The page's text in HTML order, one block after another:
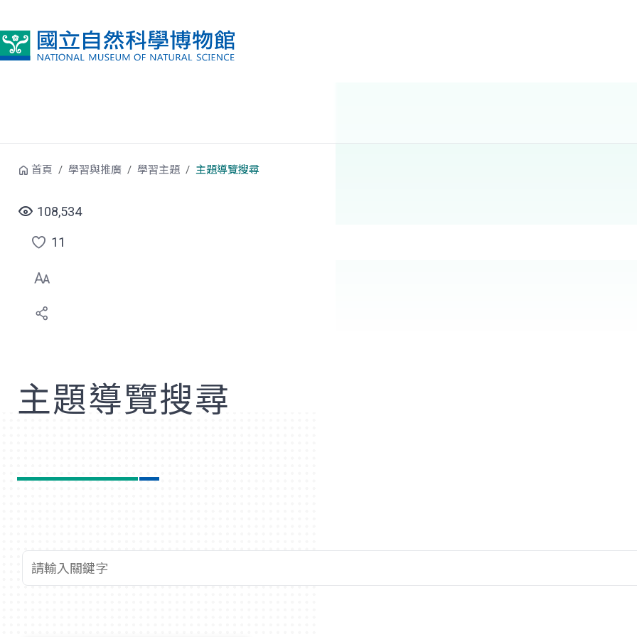
首頁 學習與推廣 學習主題 主題導覽搜尋
108,534
點
選
喜
11
主題導覽搜尋
查詢關鍵字